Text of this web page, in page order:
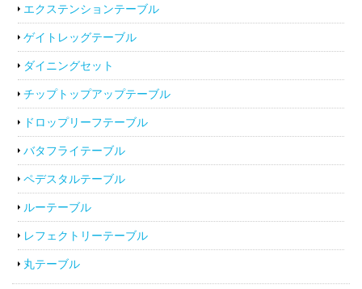
エクステンションテーブル
ゲイトレッグテーブル
ダイニングセット
チップトップアップテーブル
ドロップリーフテーブル
バタフライテーブル
ペデスタルテーブル
ルーテーブル
レフェクトリーテーブル
丸テーブル